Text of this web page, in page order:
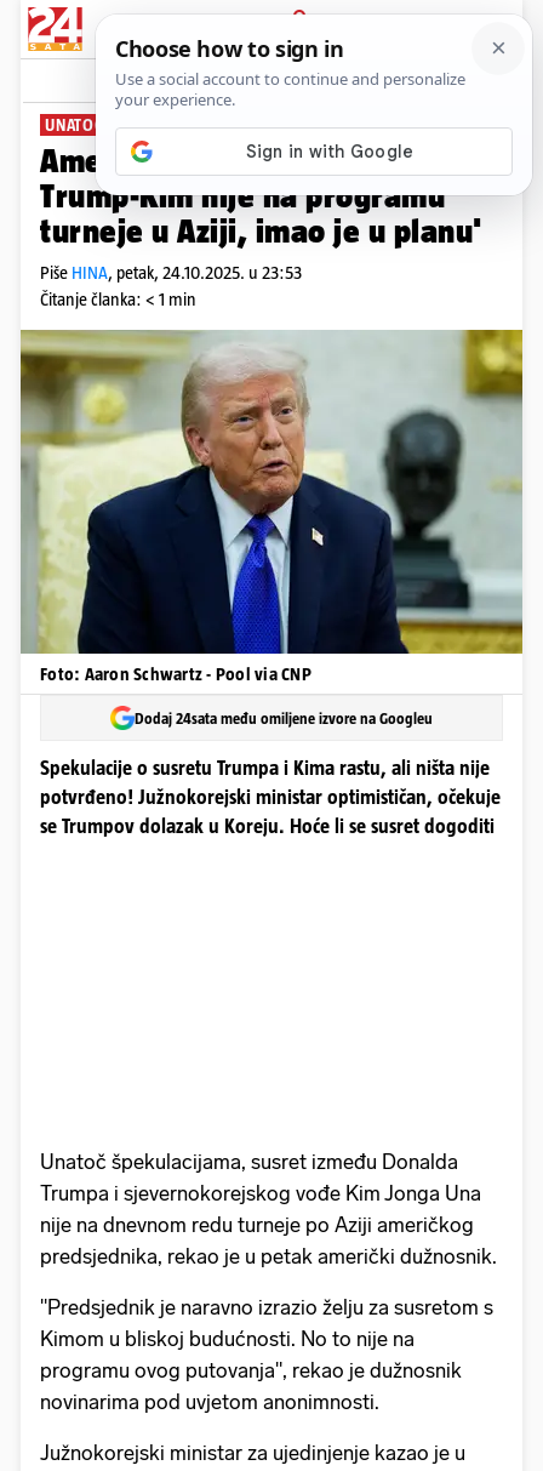
PRIJAVA
News Komentari
UNATOČ ŠPEKULACIJAMA
Američki dužnosnik:'Susret
Trump-Kim nije na programu
turneje u Aziji, imao je u planu'
Piše HINA, petak, 24.10.2025. u 23:53
Čitanje članka: < 1 min
Foto: Aaron Schwartz - Pool via CNP
Dodaj 24sata među omiljene izvore na Googleu
Spekulacije o susretu Trumpa i Kima rastu, ali ništa nije
potvrđeno! Južnokorejski ministar optimističan, očekuje
se Trumpov dolazak u Koreju. Hoće li se susret dogoditi
Unatoč špekulacijama, susret između Donalda
Trumpa i sjevernokorejskog vođe Kim Jonga Una
nije na dnevnom redu turneje po Aziji američkog
predsjednika, rekao je u petak američki dužnosnik.
"Predsjednik je naravno izrazio želju za susretom s
Kimom u bliskoj budućnosti. No to nije na
programu ovog putovanja", rekao je dužnosnik
novinarima pod uvjetom anonimnosti.
Južnokorejski ministar za ujedinjenje kazao je u